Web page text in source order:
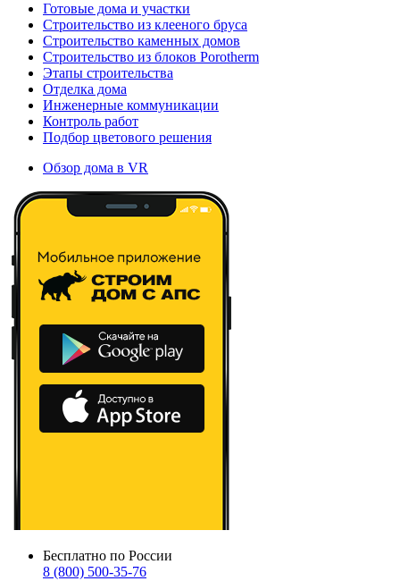
Готовые дома и участки
Строительство из клееного бруса
Строительство каменных домов
Строительство из блоков Porotherm
Этапы строительства
Отделка дома
Инженерные коммуникации
Контроль работ
Подбор цветового решения
Обзор дома в VR
Бесплатно по России
8 (800) 500-35-76